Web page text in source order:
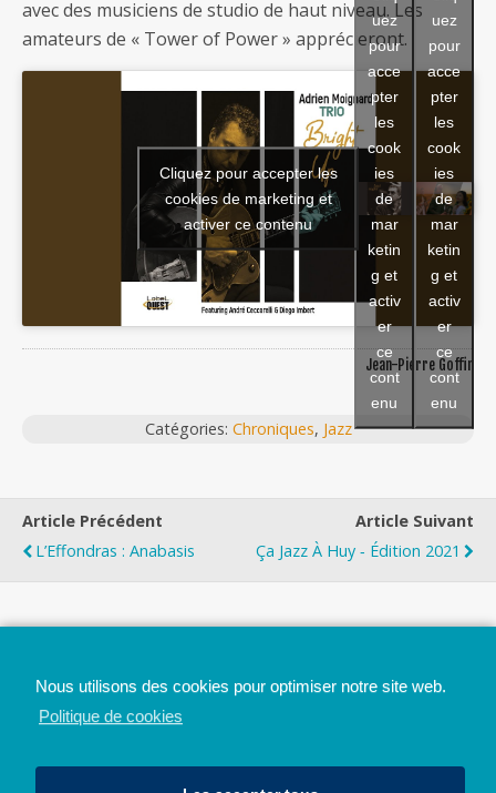
avec des musiciens de studio de haut niveau. Les
amateurs de « Tower of Power » apprécieront.
uez
pour
acce
pter
les
cook
ies
de
mar
ketin
g et
activ
er
ce
cont
enu
uez
pour
acce
pter
les
cook
ies
de
mar
ketin
g et
activ
er
ce
cont
enu
Cliquez pour accepter les
cookies de marketing et
activer ce contenu
Jean-Pierre Goffin
Catégories: Chroniques, Jazz
Article Précédent
L’Effondras : Anabasis
Article Suivant
Ça Jazz À Huy ‐ Édition 2021
Nous utilisons des cookies pour optimiser notre site web.
Politique de cookies